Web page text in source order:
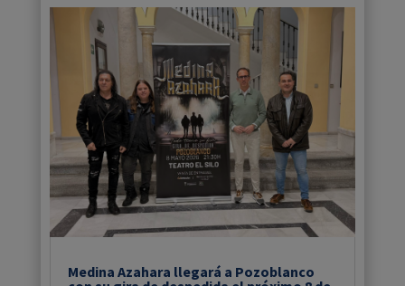
Medina Azahara llegará a Pozoblanco